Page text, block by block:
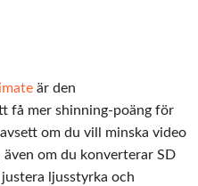
är den
få mer shinning-poäng för
om du vill minska video
om du konverterar SD
ljusstyrka och